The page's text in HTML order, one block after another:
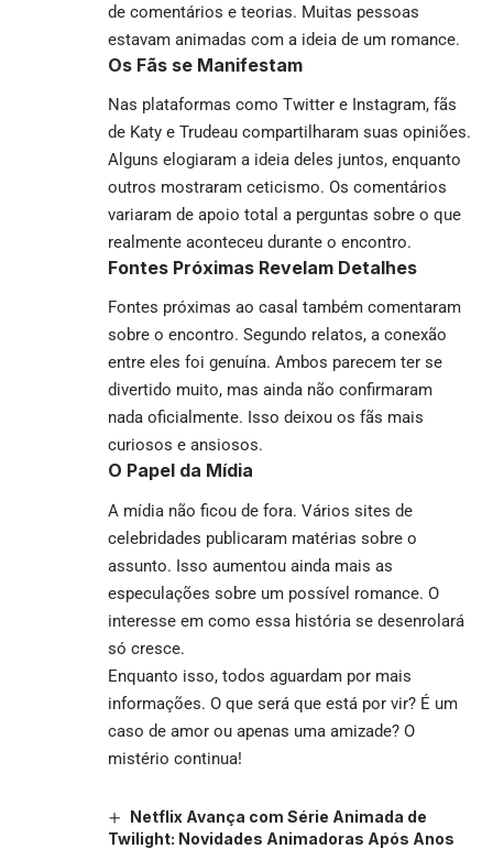
de comentários e teorias. Muitas pessoas
estavam animadas com a ideia de um romance.
Os Fãs se Manifestam
Nas plataformas como Twitter e Instagram, fãs
de Katy e Trudeau compartilharam suas opiniões.
Alguns elogiaram a ideia deles juntos, enquanto
outros mostraram ceticismo. Os comentários
variaram de apoio total a perguntas sobre o que
realmente aconteceu durante o encontro.
Fontes Próximas Revelam Detalhes
Fontes próximas ao casal também comentaram
sobre o encontro. Segundo relatos, a conexão
entre eles foi genuína. Ambos parecem ter se
divertido muito, mas ainda não confirmaram
nada oficialmente. Isso deixou os fãs mais
curiosos e ansiosos.
O Papel da Mídia
A mídia não ficou de fora. Vários sites de
celebridades publicaram matérias sobre o
assunto. Isso aumentou ainda mais as
especulações sobre um possível romance. O
interesse em como essa história se desenrolará
só cresce.
Enquanto isso, todos aguardam por mais
informações. O que será que está por vir? É um
caso de amor ou apenas uma amizade? O
mistério continua!
Netflix Avança com Série Animada de
Twilight: Novidades Animadoras Após Anos